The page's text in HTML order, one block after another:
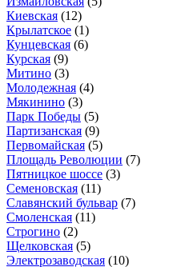
Киевская (12)
Крылатское (1)
Кунцевская (6)
Курская (9)
Митино (3)
Молодежная (4)
Мякинино (3)
Парк Победы (5)
Партизанская (9)
Первомайская (5)
Площадь Революции (7)
Пятницкое шоссе (3)
Семеновская (11)
Славянский бульвар (7)
Смоленская (11)
Строгино (2)
Щелковская (5)
Электрозаводская (10)